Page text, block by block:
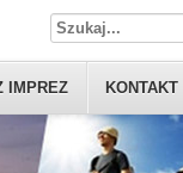
IMPREZ KONTAKT